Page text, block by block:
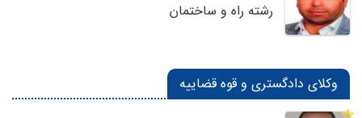
رشته راه و ساختمان
وکلای دادگستری و قوه قضاییه